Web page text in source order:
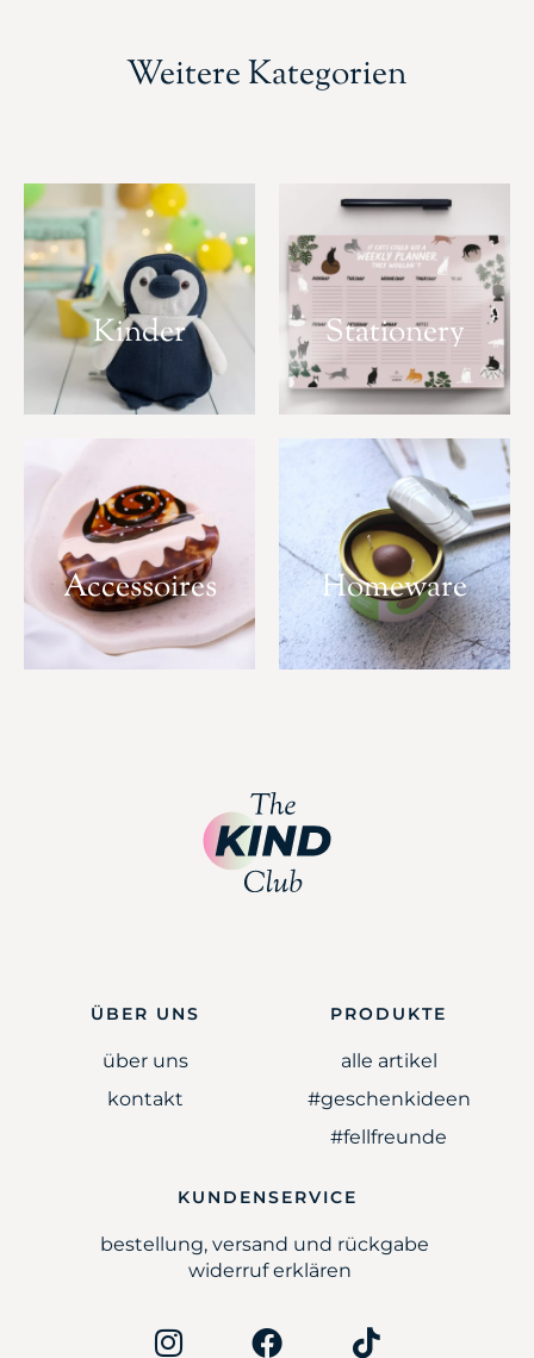
Weitere Kategorien
Kinder Stationery
Accessoires Homeware
ÜBER UNS
über uns
kontakt
PRODUKTE
alle artikel
#geschenkideen
#fellfreunde
KUNDENSERVICE
bestellung, versand und rückgabe
widerruf erklären